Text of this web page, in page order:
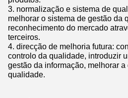
3. normalização e sistema de
melhorar o sistema de gestão da
reconhecimento do mercado
terceiros.
4. direcção de melhoria futura:
controlo da qualidade, introduzir
gestão da informação, melhorar
qualidade.